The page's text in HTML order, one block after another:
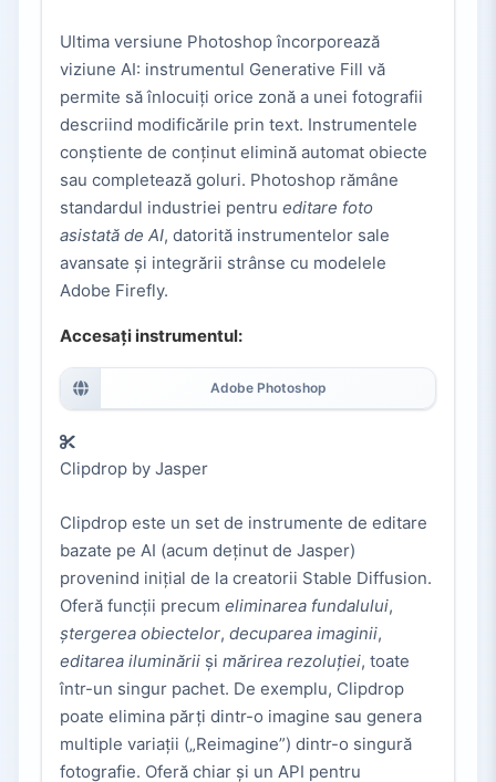
Ultima versiune Photoshop încorporează
viziune AI: instrumentul Generative Fill vă
permite să înlocuiți orice zonă a unei fotografii
descriind modificările prin text. Instrumentele
conștiente de conținut elimină automat obiecte
sau completează goluri. Photoshop rămâne
standardul industriei pentru editare foto
asistată de AI, datorită instrumentelor sale
avansate și integrării strânse cu modelele
Adobe Firefly.
Accesați instrumentul:
Adobe Photoshop
Clipdrop by Jasper
Clipdrop este un set de instrumente de editare
bazate pe AI (acum deținut de Jasper)
provenind inițial de la creatorii Stable Diffusion.
Oferă funcții precum eliminarea fundalului,
ștergerea obiectelor, decuparea imaginii,
editarea iluminării și mărirea rezoluției, toate
într-un singur pachet. De exemplu, Clipdrop
poate elimina părți dintr-o imagine sau genera
multiple variații („Reimagine”) dintr-o singură
fotografie. Oferă chiar și un API pentru